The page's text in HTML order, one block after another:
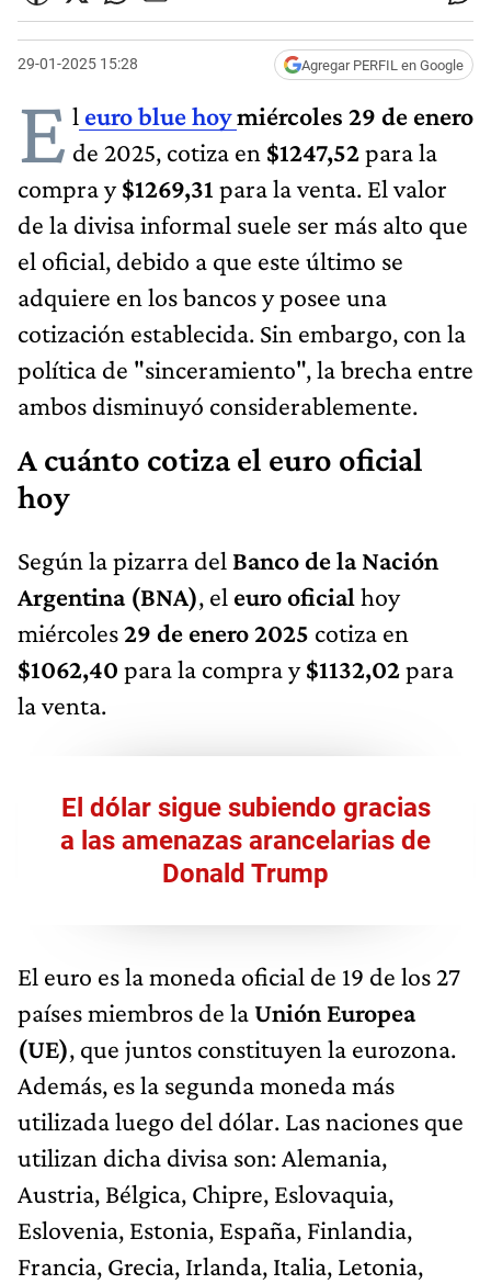
29-01-2025 15:28 Agregar PERFIL en Google
E l euro blue hoymiércoles 29 de enero
de 2025, cotiza en $1247,52para la
compra y$1269,31 para la venta. El valor
de la divisa informal suele ser más alto que
el oficial, debido a que este último se
adquiere en los bancos y posee una
cotización establecida. Sin embargo, con la
política de "sinceramiento", la brecha entre
ambos disminuyó considerablemente.
A cuánto cotiza el euro oficial
hoy
Según la pizarra del Banco de la Nación
Argentina (BNA), el euro oficial hoy
miércoles29 de enero 2025 cotiza en
$1062,40 para la compra y$1132,02para
la venta.
El dólar sigue subiendo gracias
a las amenazas arancelarias de
Donald Trump
El euro es la moneda oficial de 19 de los 27
países miembros de laUnión Europea
(UE), que juntos constituyen la eurozona.
Además, es la segunda moneda más
utilizada luego del dólar. Las naciones que
utilizan dicha divisa son: Alemania,
Austria, Bélgica, Chipre, Eslovaquia,
Eslovenia, Estonia, España, Finlandia,
Francia, Grecia, Irlanda, Italia, Letonia,